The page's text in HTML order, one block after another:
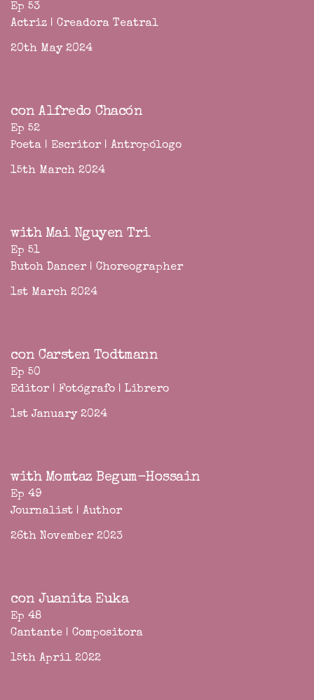
Ep 53
Actriz | Creadora Teatral
20th May 2024
con Alfredo Chacón
Ep 52
Poeta | Escritor | Antropólogo
15th March 2024
with Mai Nguyen Tri
Ep 51
Butoh Dancer | Choreographer
1st March 2024
con Carsten Todtmann
Ep 50
Editor | Fotógrafo | Librero
1st January 2024
with Momtaz Begum-Hossain
Ep 49
Journalist | Author
26th November 2023
con Juanita Euka
Ep 48
Cantante | Compositora
15th April 2022